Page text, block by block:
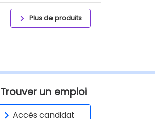
Plus de produits
Trouver un emploi
Accès candidat